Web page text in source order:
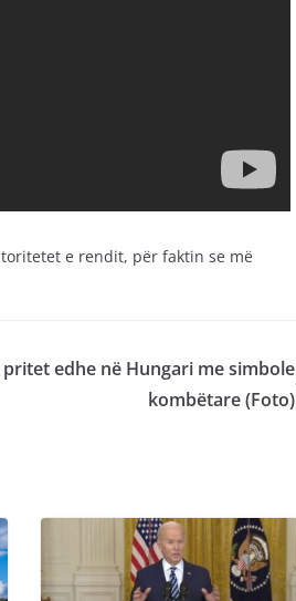
e rendit, për faktin se më
pritet edhe në Hungari me simbole
kombëtare (Foto)